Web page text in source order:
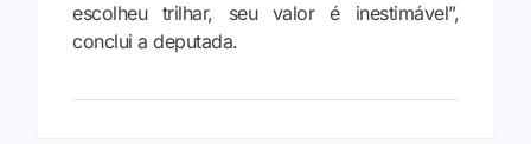
escolheu trilhar, seu valor é inestimável”,
conclui a deputada.